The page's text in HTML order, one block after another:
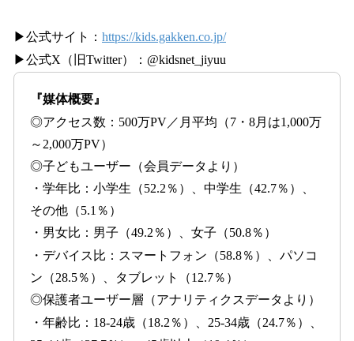
▶公式サイト： https://kids.gakken.co.jp/
▶公式X（旧Twitter）：@kidsnet_jiyuu
『媒体概要』
◎アクセス数：500万PV／月平均（7・8月は1,000万
～2,000万PV）
◎子どもユーザー（会員データより）
・学年比：小学生（52.2％）、中学生（42.7％）、
その他（5.1％）
・男女比：男子（49.2％）、女子（50.8％）
・デバイス比：スマートフォン（58.8％）、パソコ
ン（28.5％）、タブレット（12.7％）
◎保護者ユーザー層（アナリティクスデータより）
・年齢比：18-24歳（18.2％）、25-34歳（24.7％）、